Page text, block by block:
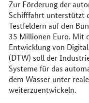
Zur Förderung der
Schifffahrt unterstützt
Testfeldern auf den
35 Millionen Euro. Mit
Entwicklung von
(DTW) soll der
Systeme für das
dem Wasser unter
weiterzuentwickeln.